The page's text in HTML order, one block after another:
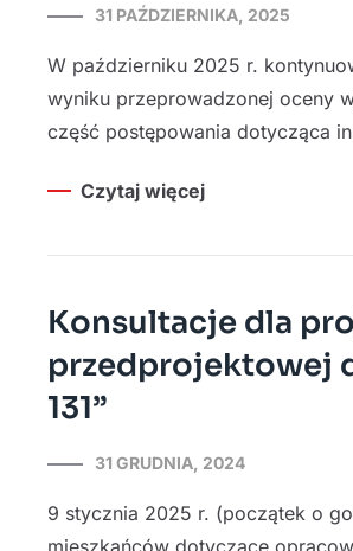
31 PAŹDZIERNIKA, 2025
W październiku 2025 r.
wyniku przeprowadzonej oceny
część postępowania dotycząca
Czytaj więcej
Konsultacje dla
przedprojektowej
131”
31 GRUDNIA, 2024
9 stycznia 2025 r. (początek o
mieszkańców dotyczące